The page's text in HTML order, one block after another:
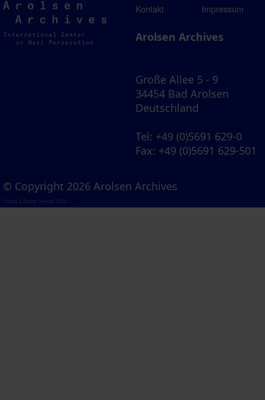
Arolsen
Archives
Kontakt Impressum
Arolsen Archives
Große Allee 5 - 9
34454 Bad Arolsen
Deutschland
Tel: +49 (0)5691 629-0
Fax: +49 (0)5691 629-501
© Copyright 2026 Arolsen Archives
Visual Library Server 2026